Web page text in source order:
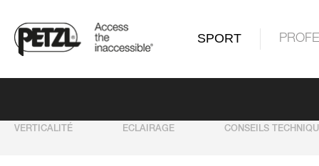
SPORT
VERTICALITÉ ECLAIRAGE CONSEILS